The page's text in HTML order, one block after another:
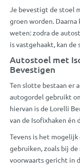
Je bevestigt de stoel
groen worden.
weten: zodra de
is vastgehaakt, kan
Autostoel met
Bevestigen
Ten slotte bestaan er
autogordel gebruikt
hiervan is de Lorelli
van de Isofixhaken én
Tevens is het
gebruiken, zoals bij de
voorwaarts gericht in